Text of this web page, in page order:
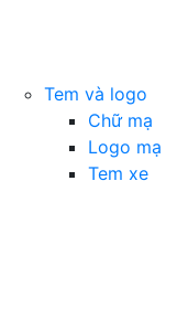
Tem và logo
Chữ mạ
Logo mạ
Tem xe